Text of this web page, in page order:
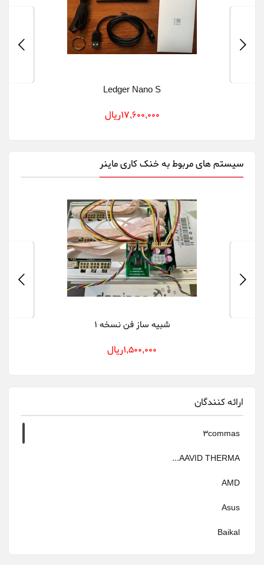
Ledger Nano S
17,600,000ريال
سیستم های مربوط به خنک کاری ماینر
شبیه ساز فن نسخه 1
1,500,000ريال
ارائه کنندگان
3commas
AAVID THERMA...
AMD
Asus
Baikal